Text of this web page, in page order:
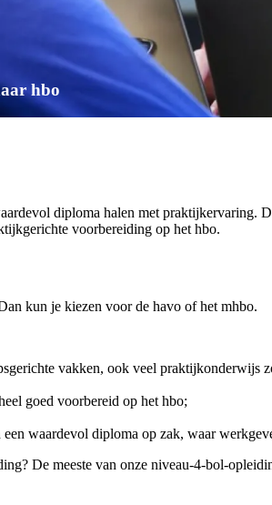
hbo
diploma halen met praktijkervaring.
voorbereiding op het hbo.
kun je kiezen voor de havo of het mhbo.
vakken, ook veel praktijkonderwijs
goed voorbereid op het hbo;
waardevol diploma op zak, waar
De meeste van onze niveau-4-bol-